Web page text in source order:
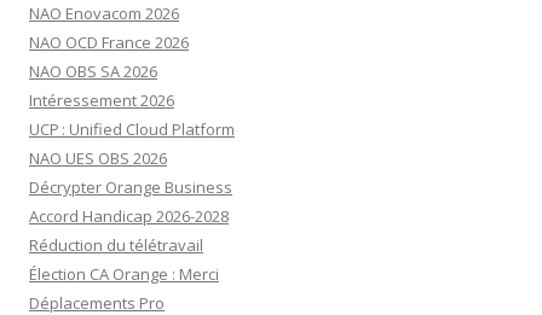
NAO Enovacom 2026
NAO OCD France 2026
NAO OBS SA 2026
Intéressement 2026
UCP : Unified Cloud Platform
NAO UES OBS 2026
Décrypter Orange Business
Accord Handicap 2026-2028
Réduction du télétravail
Élection CA Orange : Merci
Déplacements Pro